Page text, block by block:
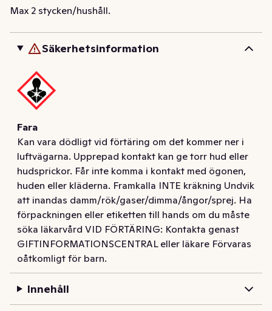
Max 2 stycken/hushåll.
Säkerhetsinformation
Fara
Kan vara dödligt vid förtäring om det kommer ner i
luftvägarna. Upprepad kontakt kan ge torr hud eller
hudsprickor. Får inte komma i kontakt med ögonen,
huden eller kläderna. Framkalla INTE kräkning Undvik
att inandas damm/rök/gaser/dimma/ångor/sprej. Ha
förpackningen eller etiketten till hands om du måste
söka läkarvård VID FÖRTÄRING: Kontakta genast
GIFTINFORMATIONSCENTRAL eller läkare Förvaras
oåtkomligt för barn.
Innehåll